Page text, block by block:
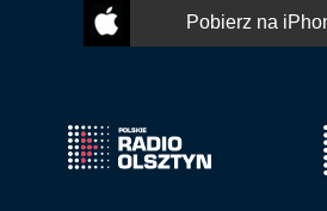
Pobierz na